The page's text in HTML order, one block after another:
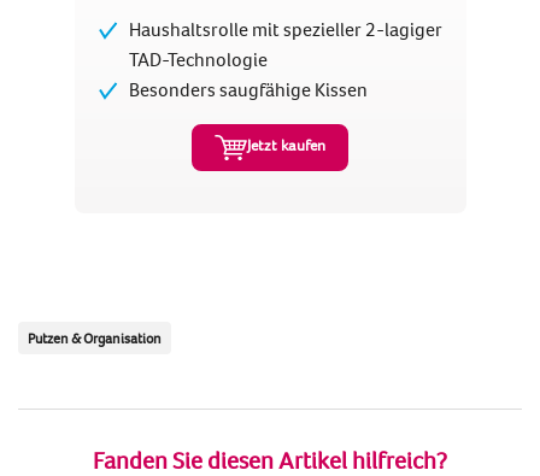
Haushaltsrolle mit spezieller 2-lagiger
TAD-Technologie
Besonders saugfähige Kissen
Jetzt kaufen
Putzen & Organisation
Fanden Sie diesen Artikel hilfreich?